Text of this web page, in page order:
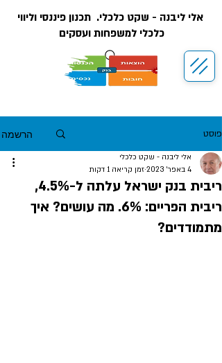
אלי ליבנה - שקט כלכלי. תכנון פיננסי וליווי
כלכלי למשפחות ועסקים
פוסט הרשמה
ריבית בנק ישראל עלתה ל-4.5%,
ריבית הפריים: 6%. מה עושים? איך
מתמודדים?
אלי ליבנה - שקט כלכלי
4 באפר׳ 2023
זמן קריאה 1 דקות